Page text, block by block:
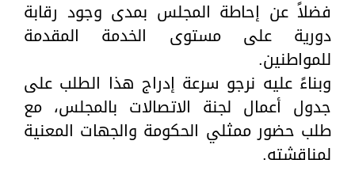
فضلاً عن إحاطة المجلس بمدى وجود رقابة
دورية على مستوى الخدمة المقدمة
للمواطنين.
وبناءً عليه نرجو سرعة إدراج هذا الطلب على
جدول أعمال لجنة الاتصالات بالمجلس، مع
طلب حضور ممثلي الحكومة والجهات المعنية
لمناقشته.